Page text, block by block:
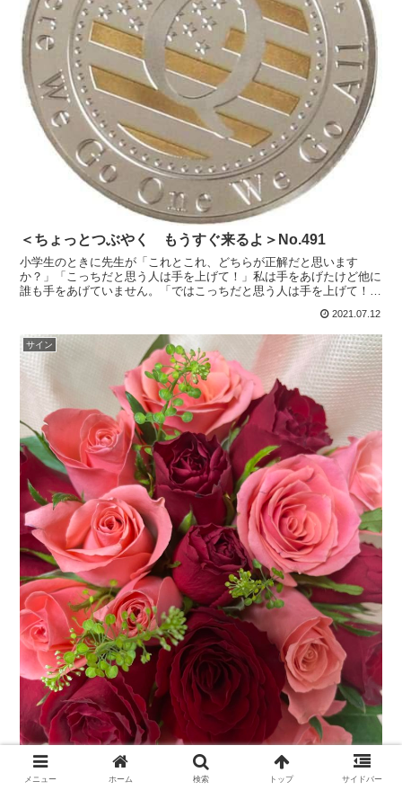
＜ちょっとつぶやく もうすぐ来るよ＞No.491
小学生のときに先生が「これとこれ、どちらが正解だと思います
か？」「こっちだと思う人は手を上げて！」私は手をあげたけど他に
誰も手をあげていません。「ではこっちだと思う人は手を上げて！」
2021.07.12
サイン
メニュー ホーム 検索 トップ サイドバー